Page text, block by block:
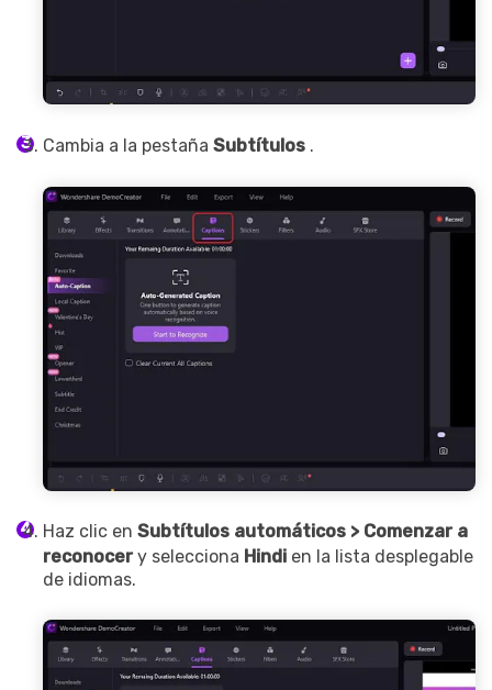
Cambia a la pestaña Subtítulos .
Haz clic en Subtítulos automáticos > Comenzar a
reconocery selecciona Hindi en la lista desplegable
de idiomas.